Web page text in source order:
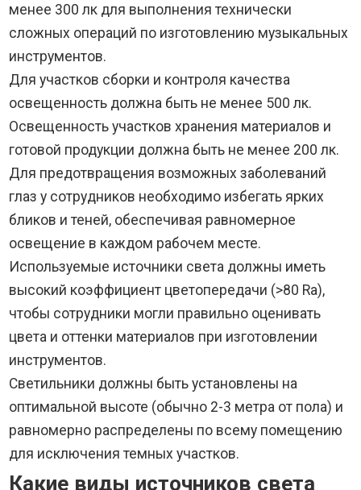
менее 300 лк для выполнения технически
сложных операций по изготовлению музыкальных
инструментов.
Для участков сборки и контроля качества
освещенность должна быть не менее 500 лк.
Освещенность участков хранения материалов и
готовой продукции должна быть не менее 200 лк.
Для предотвращения возможных заболеваний
глаз у сотрудников необходимо избегать ярких
бликов и теней, обеспечивая равномерное
освещение в каждом рабочем месте.
Используемые источники света должны иметь
высокий коэффициент цветопередачи (>80 Ra),
чтобы сотрудники могли правильно оценивать
цвета и оттенки материалов при изготовлении
инструментов.
Светильники должны быть установлены на
оптимальной высоте (обычно 2-3 метра от пола) и
равномерно распределены по всему помещению
для исключения темных участков.
Какие виды источников света